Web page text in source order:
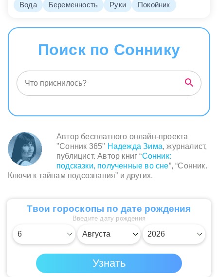
Вода
Беременность Руки Покойник
Поиск по Соннику
Автор бесплатного онлайн-проекта
"Сонник 365" Надежда Зима, журналист,
публицист. Автор книг “Сонник:
подсказки, полученные во сне”, “Сонник.
Ключи к тайнам подсознания” и других.
Твои гороскопы по дате рождения
Введите дату рождения